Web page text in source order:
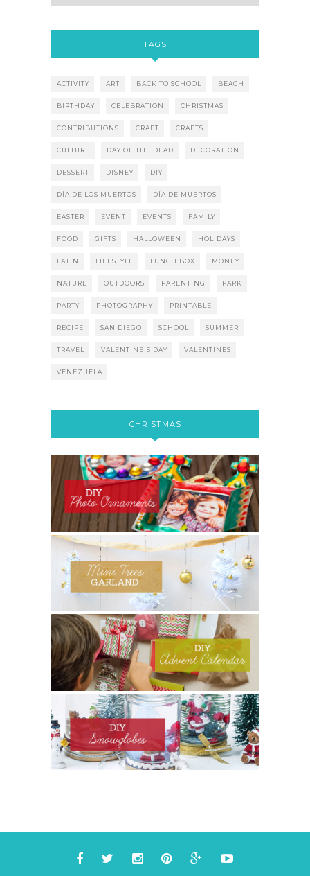
TAGS
ACTIVITY ART BACK TO SCHOOL BEACH
BIRTHDAY CELEBRATION CHRISTMAS
CONTRIBUTIONS CRAFT CRAFTS
CULTURE DAY OF THE DEAD DECORATION
DESSERT DISNEY DIY
DÍA DE LOS MUERTOS DÍA DE MUERTOS
EASTER EVENT EVENTS FAMILY
FOOD GIFTS HALLOWEEN HOLIDAYS
LATIN LIFESTYLE LUNCH BOX MONEY
NATURE OUTDOORS PARENTING PARK
PARTY PHOTOGRAPHY PRINTABLE
RECIPE SAN DIEGO SCHOOL SUMMER
TRAVEL VALENTINE'S DAY VALENTINES
VENEZUELA
CHRISTMAS